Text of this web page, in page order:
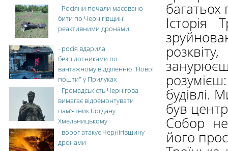
багатьох
будівлі.
був
Собор
його
- Росіяни почали масовано
бити по Чернігівщині
реактивними дронами
- росія вдарила
безпілотниками по
вантажному відділенню "Нової
пошти" у Прилуках
- Громадськість Чернігова
вимагає відремонтувати
пам’ятник Богдану
Хмельницькому
- ворог атакує Чернігівщину
дронами